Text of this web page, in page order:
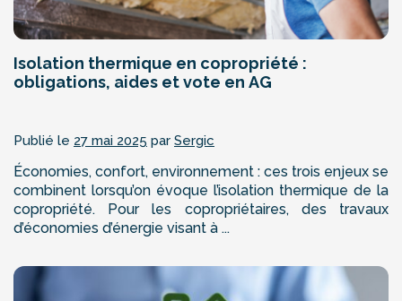
Isolation thermique en copropriété :
obligations, aides et vote en AG
Publié le 27 mai 2025 par Sergic
Économies, confort, environnement : ces trois enjeux se
combinent lorsqu’on évoque l’isolation thermique de la
copropriété. Pour les copropriétaires, des travaux
d’économies d’énergie visant à ...